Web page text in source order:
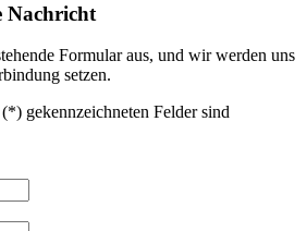
Nachricht
Formular aus, und wir werden uns
setzen.
gekennzeichneten Felder sind